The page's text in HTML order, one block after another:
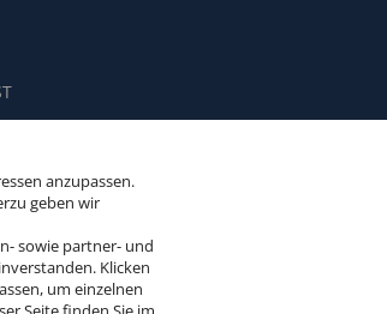
0203 / 30 98 00
bis 18.00 Uhr,
13.00 Uhr,
anzupassen.
geben wir
sowie partner- und
Klicken
um einzelnen